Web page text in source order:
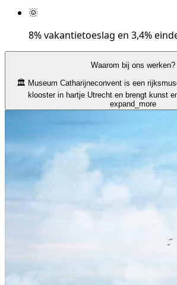
🌞
8% vakantietoeslag en 3,4%
Waarom bij ons werken?
🏛️ Museum Catharijneconvent is een
klooster in hartje Utrecht en brengt kunst
expand_more